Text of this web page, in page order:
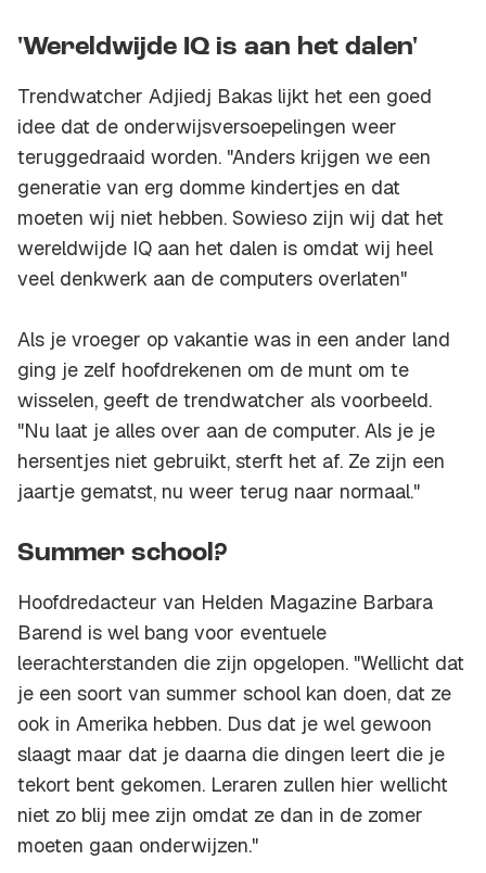
'Wereldwijde IQ is aan het dalen'
Trendwatcher Adjiedj Bakas lijkt het een goed
idee dat de onderwijsversoepelingen weer
teruggedraaid worden. "Anders krijgen we een
generatie van erg domme kindertjes en dat
moeten wij niet hebben. Sowieso zijn wij dat het
wereldwijde IQ aan het dalen is omdat wij heel
veel denkwerk aan de computers overlaten"
Als je vroeger op vakantie was in een ander land
ging je zelf hoofdrekenen om de munt om te
wisselen, geeft de trendwatcher als voorbeeld.
"Nu laat je alles over aan de computer. Als je je
hersentjes niet gebruikt, sterft het af. Ze zijn een
jaartje gematst, nu weer terug naar normaal."
Summer school?
Hoofdredacteur van Helden Magazine Barbara
Barend is wel bang voor eventuele
leerachterstanden die zijn opgelopen. "Wellicht dat
je een soort van summer school kan doen, dat ze
ook in Amerika hebben. Dus dat je wel gewoon
slaagt maar dat je daarna die dingen leert die je
tekort bent gekomen. Leraren zullen hier wellicht
niet zo blij mee zijn omdat ze dan in de zomer
moeten gaan onderwijzen."